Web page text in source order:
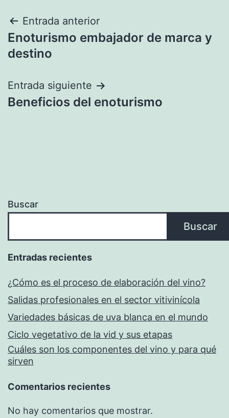
Navegación
de
Entrada anterior
Enoturismo embajador de marca y
destino
Entrada siguiente
Beneficios del enoturismo
Buscar
Buscar
Entradas recientes
¿Cómo es el proceso de elaboración del vino?
Salidas profesionales en el sector vitivinícola
Variedades básicas de uva blanca en el mundo
Ciclo vegetativo de la vid y sus etapas
Cuáles son los componentes del vino y para qué
sirven
Comentarios recientes
No hay comentarios que mostrar.